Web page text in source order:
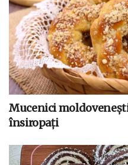
Mucenici
însiropați